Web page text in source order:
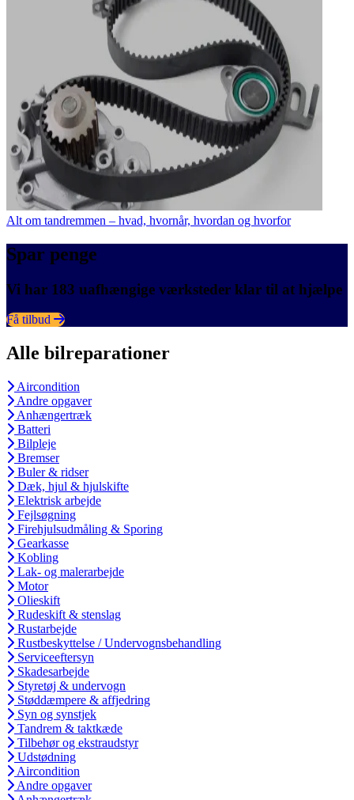
Alt om tandremmen – hvad, hvornår, hvordan og hvorfor
Spar penge
Vi har 183 uafhængige værksteder klar til at hjælpe
Få tilbud
Alle bilreparationer
Aircondition
Andre opgaver
Anhængertræk
Batteri
Bilpleje
Bremser
Buler & ridser
Dæk, hjul & hjulskifte
Elektrisk arbejde
Fejlsøgning
Firehjulsudmåling & Sporing
Gearkasse
Kobling
Lak- og malerarbejde
Motor
Olieskift
Rudeskift & stenslag
Rustarbejde
Rustbeskyttelse / Undervognsbehandling
Serviceeftersyn
Skadesarbejde
Styretøj & undervogn
Støddæmpere & affjedring
Syn og synstjek
Tandrem & taktkæde
Tilbehør og ekstraudstyr
Udstødning
Aircondition
Andre opgaver